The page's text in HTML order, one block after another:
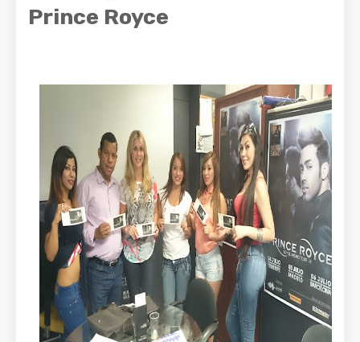
Prince Royce